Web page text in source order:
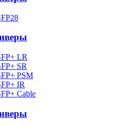
LR
SR
PSM
IR
Cable